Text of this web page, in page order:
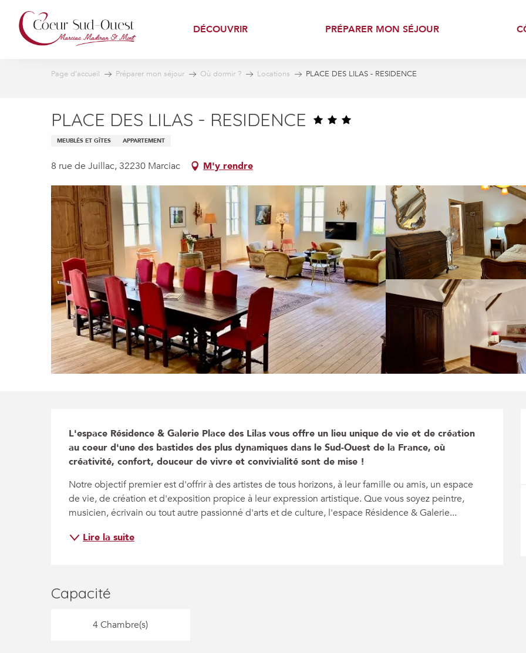
contenu
principal
DÉCOUVRIR PRÉPARER MON SÉJOUR
Page d’accueil Préparer mon séjour Où dormir ? Locations PLACE DES LILAS - RESIDENCE
PLACE DES LILAS - RESIDENCE
MEUBLÉS ET GÎTES APPARTEMENT
8 rue de Juillac, 32230 Marciac M'y rendre
Description
L'espace Résidence & Galerie Place des Lilas vous offre un lieu unique de vie et de création
au coeur d'une des bastides des plus dynamiques dans le Sud-Ouest de la France, où
créativité, confort, douceur de vivre et convivialité sont de mise !
Notre objectif premier est d'offrir à des artistes de tous horizons, à leur famille ou amis, un espace
de vie, de création et d'exposition propice à leur expression artistique. Que vous soyez peintre,
musicien, écrivain ou tout autre passionné d'arts et de culture, l'espace Résidence & Galerie...
Lire la suite
Capacité
4 Chambre(s)